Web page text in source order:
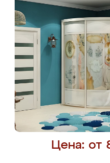
Цена: от